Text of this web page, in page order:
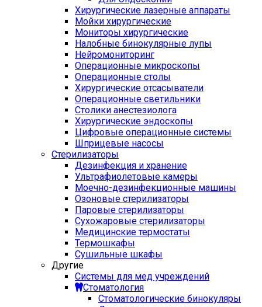
Хирургические лазерные аппараты
Мойки хирургические
Мониторы хирургические
Налобные бинокулярные лупы
Нейромониторинг
Операционные микроскопы
Операционные столы
Хирургические отсасыватели
Операционные светильники
Столики анестезиолога
Хирургические эндоскопы
Цифровые операционные системы
Шприцевые насосы
Стерилизаторы
Дезинфекция и хранение
Ультрафиолетовые камеры
Моечно-дезинфекционные машины
Озоновые стерилизаторы
Паровые стерилизаторы
Сухожаровые стерилизаторы
Медицинские термостаты
Термошкафы
Сушильные шкафы
Другие
Системы для мед учреждений
Стоматология
Стоматологические бинокуляры